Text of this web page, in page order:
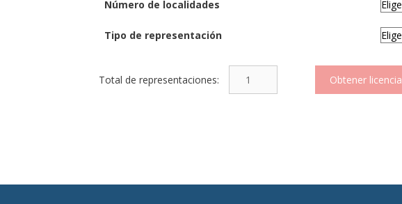
Número de localidades
Tipo de representación
Carmela!
Obtener licencia